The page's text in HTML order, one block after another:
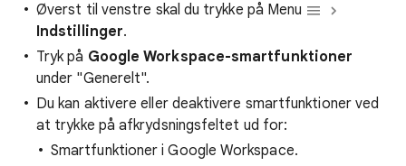
Øverst til venstre skal du trykke på Menu
Indstillinger.
Tryk på Google Workspace-smartfunktioner
under "Generelt".
Du kan aktivere eller deaktivere smartfunktioner ved
at trykke på afkrydsningsfeltet ud for:
Smartfunktioner i Google Workspace.